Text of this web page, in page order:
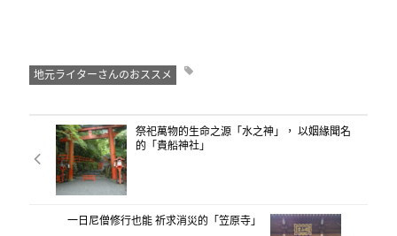
地元ライターさんのおススメ
祭祀萬物的生命之源「水之神」， 以姻緣聞名
的「貴船神社」
一日尼僧修行也能 祈求消災的「笠原寺」